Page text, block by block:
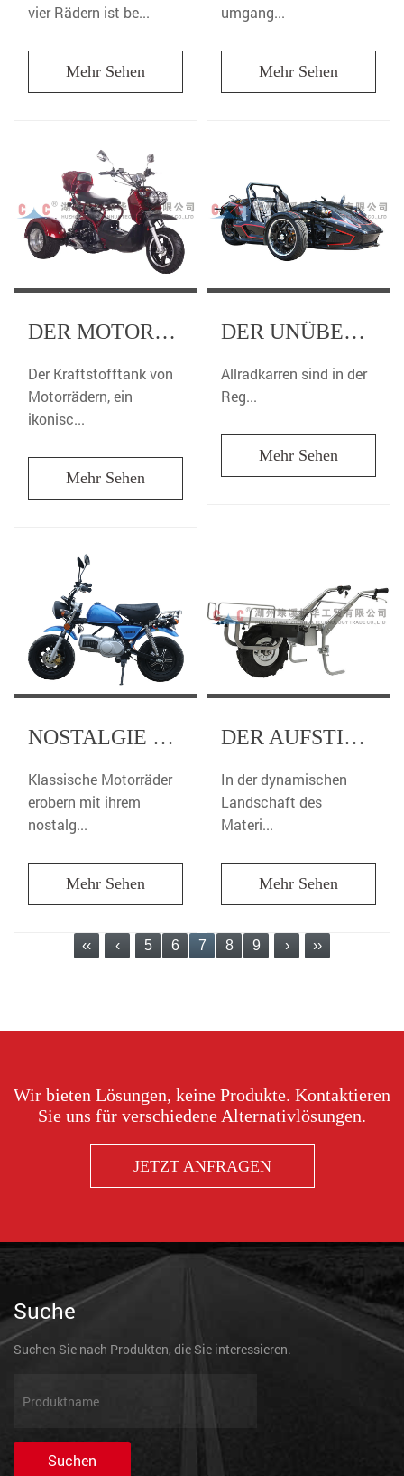
vier Rädern ist be...
Mehr Sehen
umgang...
Mehr Sehen
DER MOTORRAD-KRAFTSTOFFTANK: MEHR ALS EIN RESERVOIR
Der Kraftstofftank von
Motorrädern, ein
ikonisc...
Mehr Sehen
DER UNÜBERTROFFENE KOMFORT DES ALLRADWAGENS
Allradkarren sind in der
Reg...
Mehr Sehen
NOSTALGIE UMARMEN: DER ZEITLOSE REIZ KLASSISCHER MOTORRÄDER
Klassische Motorräder
erobern mit ihrem
nostalg...
Mehr Sehen
DER AUFSTIEG DES ELEKTROHUBWAGENS IM MATERIALTRANSPORT
In der dynamischen
Landschaft des
Materi...
Mehr Sehen
‹‹ ‹ 5 6 7 8 9 › ››
Wir bieten Lösungen, keine Produkte. Kontaktieren
Sie uns für verschiedene Alternativlösungen.
JETZT ANFRAGEN
Suche
Suchen Sie nach Produkten, die Sie interessieren.